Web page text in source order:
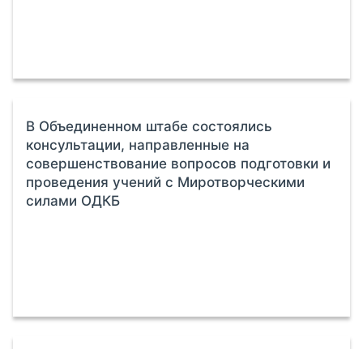
В Объединенном штабе состоялись
консультации, направленные на
совершенствование вопросов подготовки и
проведения учений с Миротворческими
силами ОДКБ